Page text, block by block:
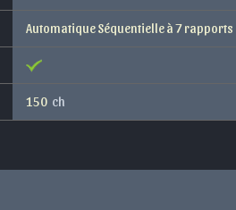
Automatique Séquentielle à 7 rapports (
150 ch